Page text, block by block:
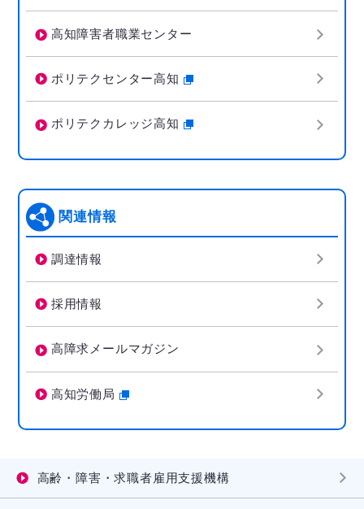
高知障害者職業センター
ポリテクセンター高知
ポリテクカレッジ高知
関連情報
調達情報
採用情報
高障求メールマガジン
高知労働局
高齢・障害・求職者雇用支援機構